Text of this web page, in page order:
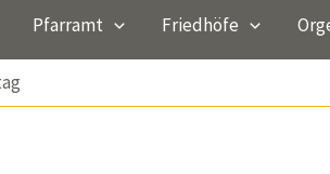
Pfarramt Friedhöfe